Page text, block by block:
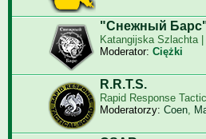
"Снежный Барс"
Katangijska Szlachta |
Moderator: Ciężki
R.R.T.S.
Rapid Response
Moderatorzy: Coen,